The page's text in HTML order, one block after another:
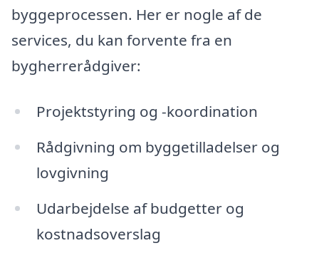
byggeprocessen. Her er nogle af de
services, du kan forvente fra en
bygherrerådgiver:
Projektstyring og -koordination
Rådgivning om byggetilladelser og
lovgivning
Udarbejdelse af budgetter og
kostnadsoverslag